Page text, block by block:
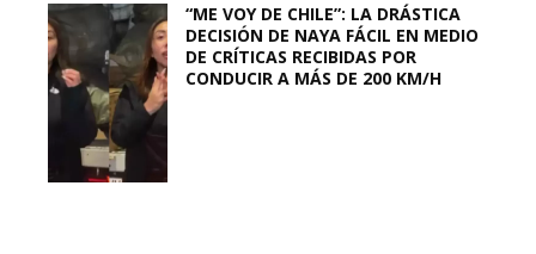
“ME VOY DE CHILE”: LA DRÁSTICA
DECISIÓN DE NAYA FÁCIL EN MEDIO
DE CRÍTICAS RECIBIDAS POR
CONDUCIR A MÁS DE 200 KM/H